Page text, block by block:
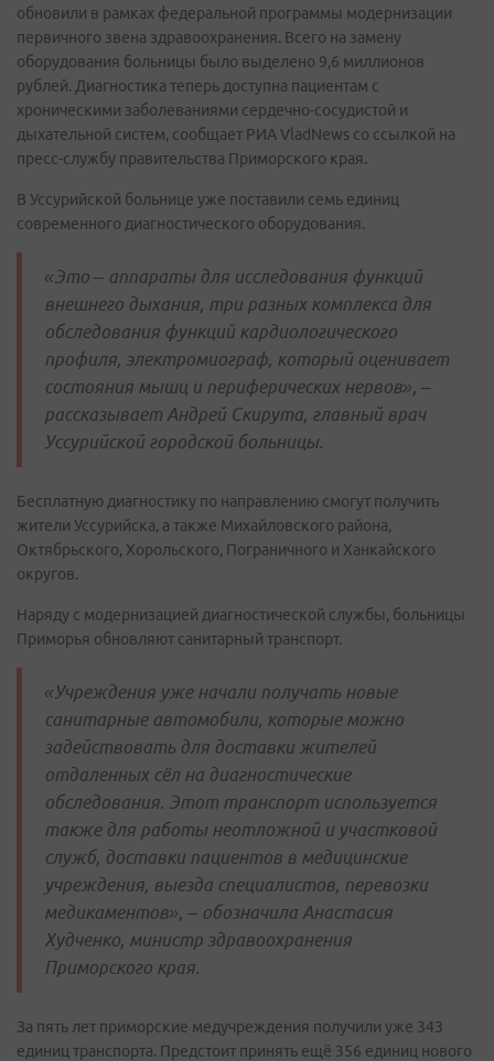
обновили в рамках федеральной программы модернизации
первичного звена здравоохранения. Всего на замену
оборудования больницы было выделено 9,6 миллионов
рублей. Диагностика теперь доступна пациентам с
хроническими заболеваниями сердечно-сосудистой и
дыхательной систем, сообщает РИА VladNews со ссылкой на
пресс-службу правительства Приморского края.
В Уссурийской больнице уже поставили семь единиц
современного диагностического оборудования.
«Это – аппараты для исследования функций
внешнего дыхания, три разных комплекса для
обследования функций кардиологического
профиля, электромиограф, который оценивает
состояния мышц и периферических нервов», –
рассказывает Андрей Скирута, главный врач
Уссурийской городской больницы.
Бесплатную диагностику по направлению смогут получить
жители Уссурийска, а также Михайловского района,
Октябрьского, Хорольского, Пограничного и Ханкайского
округов.
Наряду с модернизацией диагностической службы, больницы
Приморья обновляют санитарный транспорт.
«Учреждения уже начали получать новые
санитарные автомобили, которые можно
задействовать для доставки жителей
отдаленных сёл на диагностические
обследования. Этот транспорт используется
также для работы неотложной и участковой
служб, доставки пациентов в медицинские
учреждения, выезда специалистов, перевозки
медикаментов», – обозначила Анастасия
Худченко, министр здравоохранения
Приморского края.
За пять лет приморские медучреждения получили уже 343
единиц транспорта. Предстоит принять ещё 356 единиц нового